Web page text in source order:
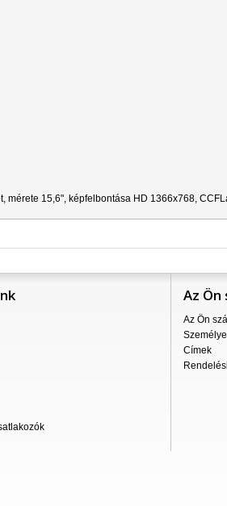
mérete 15,6", képfelbontása HD 1366x768, CCFL
Az Ön
Az Ön
Címek